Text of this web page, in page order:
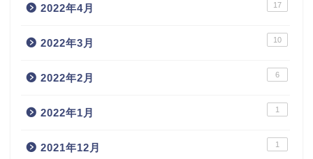
2022年4月 17
2022年3月 10
2022年2月 6
2022年1月 1
2021年12月 1